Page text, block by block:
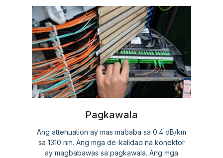
Pagkawala
Ang attenuation ay mas mababa sa 0.4 dB/km
sa 1310 nm. Ang mga de-kalidad na konektor
ay magbabawas sa pagkawala. Ang mga